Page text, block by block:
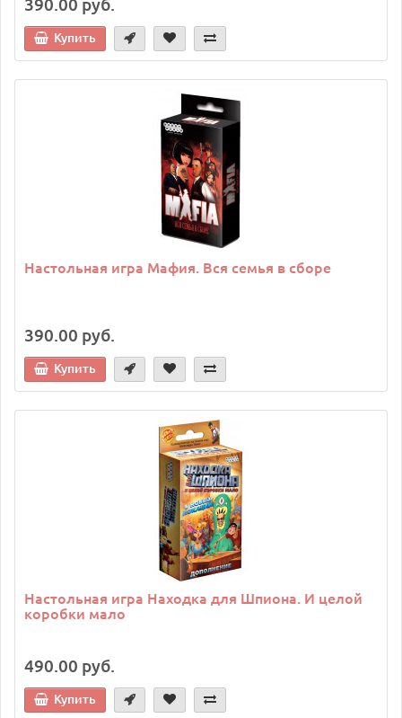
Купить
Настольная игра Мафия. Вся семья в сборе
390.00 руб.
Купить
Настольная игра Находка для Шпиона. И целой
коробки мало
490.00 руб.
Купить